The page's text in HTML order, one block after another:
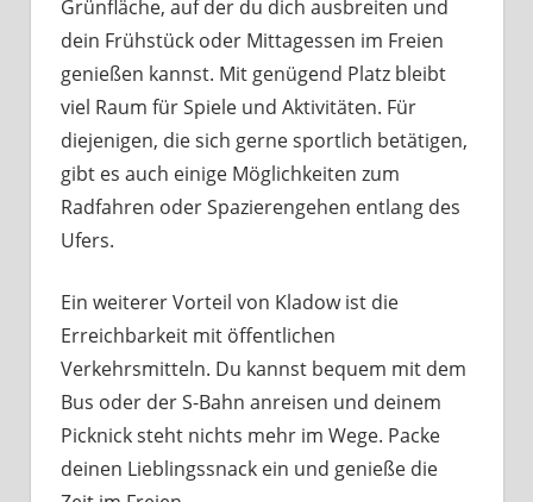
Grünfläche, auf der du dich ausbreiten und
dein Frühstück oder Mittagessen im Freien
genießen kannst. Mit genügend Platz bleibt
viel Raum für Spiele und Aktivitäten. Für
diejenigen, die sich gerne sportlich betätigen,
gibt es auch einige Möglichkeiten zum
Radfahren oder Spazierengehen entlang des
Ufers.
Ein weiterer Vorteil von Kladow ist die
Erreichbarkeit mit öffentlichen
Verkehrsmitteln. Du kannst bequem mit dem
Bus oder der S-Bahn anreisen und deinem
Picknick steht nichts mehr im Wege. Packe
deinen Lieblingssnack ein und genieße die